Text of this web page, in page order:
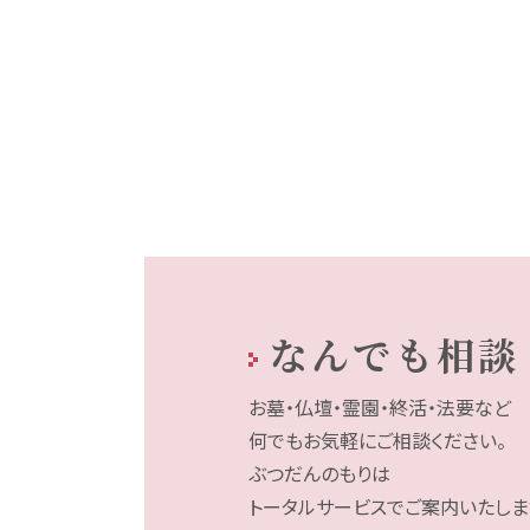
なんでも相談
お墓・仏壇・霊園・終活・法要など
何でもお気軽にご相談ください。
ぶつだんのもりは
トータルサービスでご案内いたしま